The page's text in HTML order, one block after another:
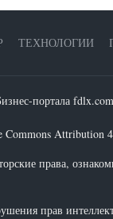
ТЕХНОЛОГИИ
портала
Commons Attribution
права,
прав